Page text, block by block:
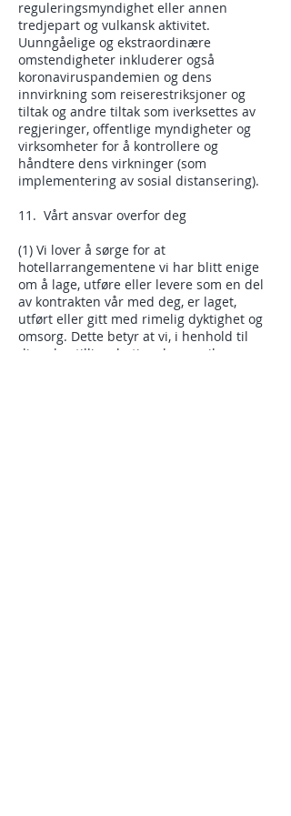
reguleringsmyndighet eller annen
tredjepart og vulkansk aktivitet.
Uunngåelige og ekstraordinære
omstendigheter inkluderer også
koronaviruspandemien og dens
innvirkning som reiserestriksjoner og
tiltak og andre tiltak som iverksettes av
regjeringer, offentlige myndigheter og
virksomheter for å kontrollere og
håndtere dens virkninger (som
implementering av sosial distansering).
11. Vårt ansvar overfor deg
(1) Vi lover å sørge for at
hotellarrangementene vi har blitt enige
om å lage, utføre eller levere som en del
av kontrakten vår med deg, er laget,
utført eller gitt med rimelig dyktighet og
omsorg. Dette betyr at vi, i henhold til
disse bestillingsbetingelsene, vil